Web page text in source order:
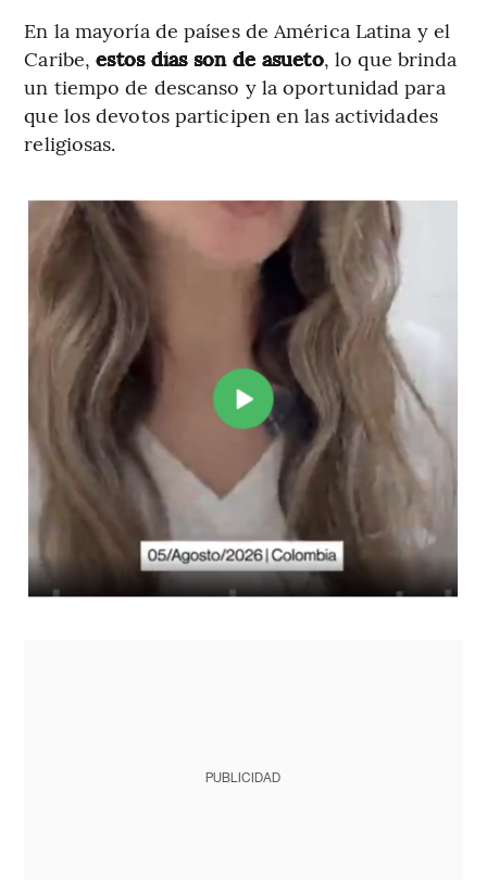
En la mayoría de países de América Latina y el
Caribe,estos días son de asueto, lo que brinda
un tiempo de descanso y la oportunidad para
que los devotos participen en las actividades
religiosas.
PUBLICIDAD